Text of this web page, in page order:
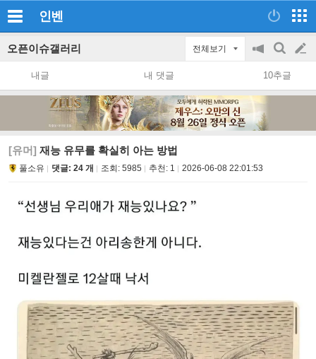
인벤
오픈이슈갤러리 전체보기
공
지
on/off
검
색
글
쓰
내글 내 댓글 10추글
[유머] 재능 유무를 확실히 아는 방법
풀소유 댓글: 24 개 조회: 5985 추천: 1 2026-06-08 22:01:53